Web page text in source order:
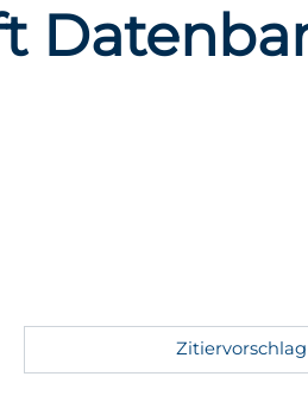
Zitiervorschlag